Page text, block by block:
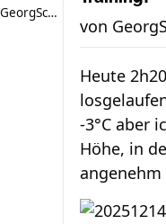
GeorgSchoenegger
von
Heute
-3°C aber
Höhe, in
angenehm